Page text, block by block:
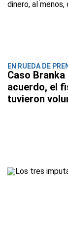
EN RUEDA DE
Caso
acuerdo, el
tuvieron